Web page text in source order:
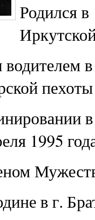
Родился в
1995
в г.